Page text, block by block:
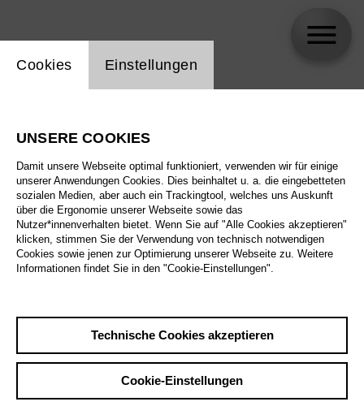
Einstellung Website Cookie
Cookies Einstellungen
UNSERE COOKIES
Damit unsere Webseite optimal funktioniert, verwenden wir für einige
unserer Anwendungen Cookies. Dies beinhaltet u. a. die eingebetteten
sozialen Medien, aber auch ein Trackingtool, welches uns Auskunft
über die Ergonomie unserer Webseite sowie das
Nutzer*innenverhalten bietet. Wenn Sie auf "Alle Cookies akzeptieren"
klicken, stimmen Sie der Verwendung von technisch notwendigen
Cookies sowie jenen zur Optimierung unserer Webseite zu. Weitere
Informationen findet Sie in den "Cookie-Einstellungen".
Technische Cookies akzeptieren
Cookie-Einstellungen